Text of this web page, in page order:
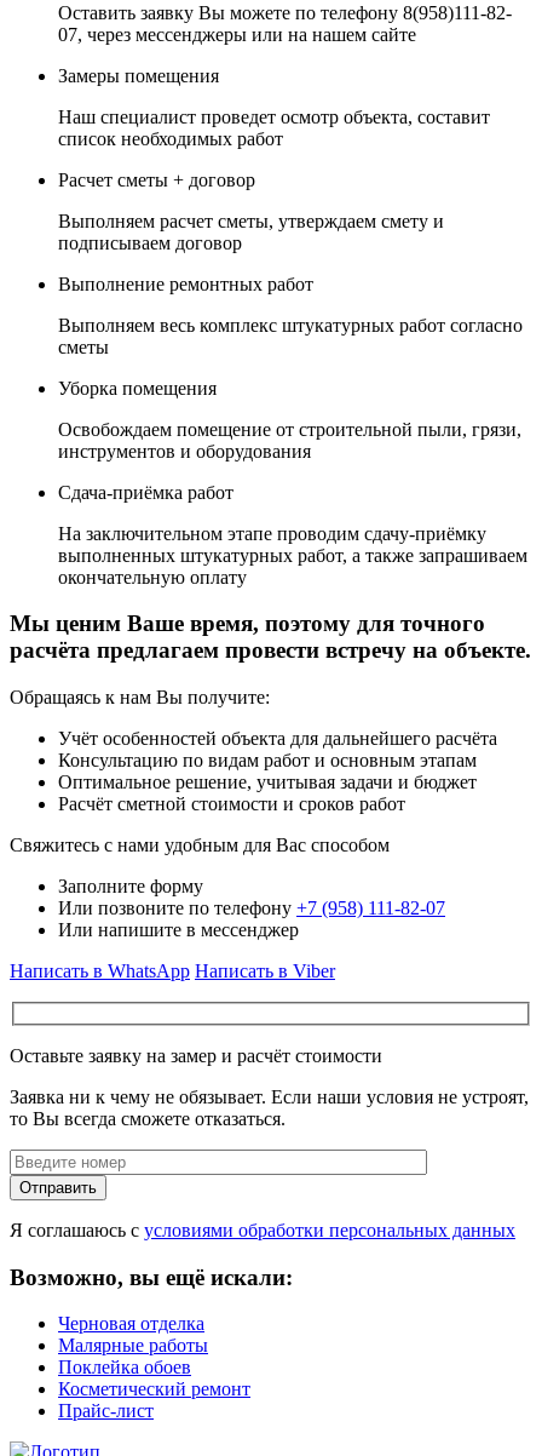
Оставить заявку Вы можете по телефону 8(958)111-82-
07, через мессенджеры или на нашем сайте
Замеры помещения
Наш специалист проведет осмотр объекта, составит
список необходимых работ
Расчет сметы + договор
Выполняем расчет сметы, утверждаем смету и
подписываем договор
Выполнение ремонтных работ
Выполняем весь комплекс штукатурных работ согласно
сметы
Уборка помещения
Освобождаем помещение от строительной пыли, грязи,
инструментов и оборудования
Сдача-приёмка работ
На заключительном этапе проводим сдачу-приёмку
выполненных штукатурных работ, а также запрашиваем
окончательную оплату
Мы ценим Ваше время, поэтому для точного
расчёта предлагаем провести встречу на объекте.
Обращаясь к нам Вы получите:
Учёт особенностей объекта для дальнейшего расчёта
Консультацию по видам работ и основным этапам
Оптимальное решение, учитывая задачи и бюджет
Расчёт сметной стоимости и сроков работ
Свяжитесь с нами удобным для Вас способом
Заполните форму
Или позвоните по телефону +7 (958) 111-82-07
Или напишите в мессенджер
Написать в WhatsApp Написать в Viber
Оставьте заявку на замер и расчёт стоимости
Заявка ни к чему не обязывает. Если наши условия не устроят,
то Вы всегда сможете отказаться.
Отправить
Я соглашаюсь с условиями обработки персональных данных
Возможно, вы ещё искали:
Черновая отделка
Малярные работы
Поклейка обоев
Косметический ремонт
Прайс-лист